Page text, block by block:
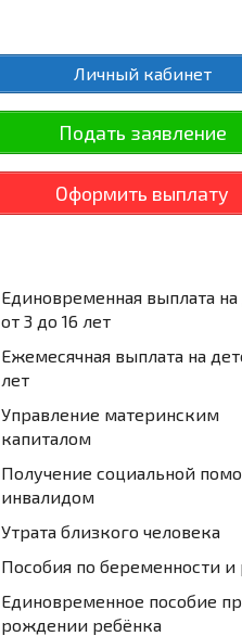
Личный кабинет
Подать заявление
Оформить выплату
Единовременная выплата
от 3 до 16 лет
Ежемесячная выплата на
лет
Управление материнским
капиталом
Получение социальной
инвалидом
Утрата близкого человека
Пособия по беременности
Единовременное пособие
рождении ребёнка